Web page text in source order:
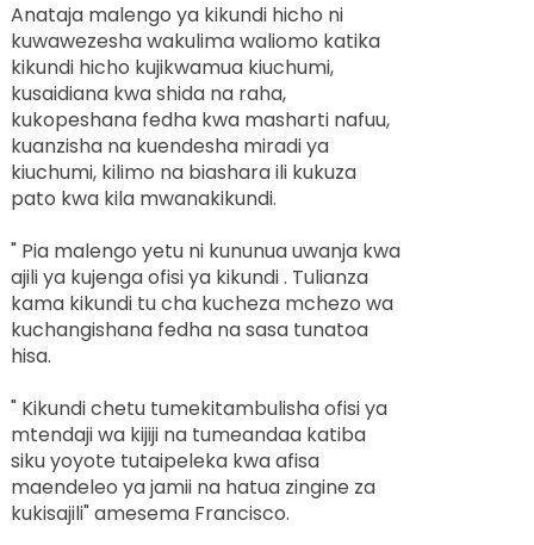
Anataja malengo ya kikundi hicho ni
kuwawezesha wakulima waliomo katika
kikundi hicho kujikwamua kiuchumi,
kusaidiana kwa shida na raha,
kukopeshana fedha kwa masharti nafuu,
kuanzisha na kuendesha miradi ya
kiuchumi, kilimo na biashara ili kukuza
pato kwa kila mwanakikundi.
" Pia malengo yetu ni kununua uwanja kwa
ajili ya kujenga ofisi ya kikundi . Tulianza
kama kikundi tu cha kucheza mchezo wa
kuchangishana fedha na sasa tunatoa
hisa.
" Kikundi chetu tumekitambulisha ofisi ya
mtendaji wa kijiji na tumeandaa katiba
siku yoyote tutaipeleka kwa afisa
maendeleo ya jamii na hatua zingine za
kukisajili" amesema Francisco.